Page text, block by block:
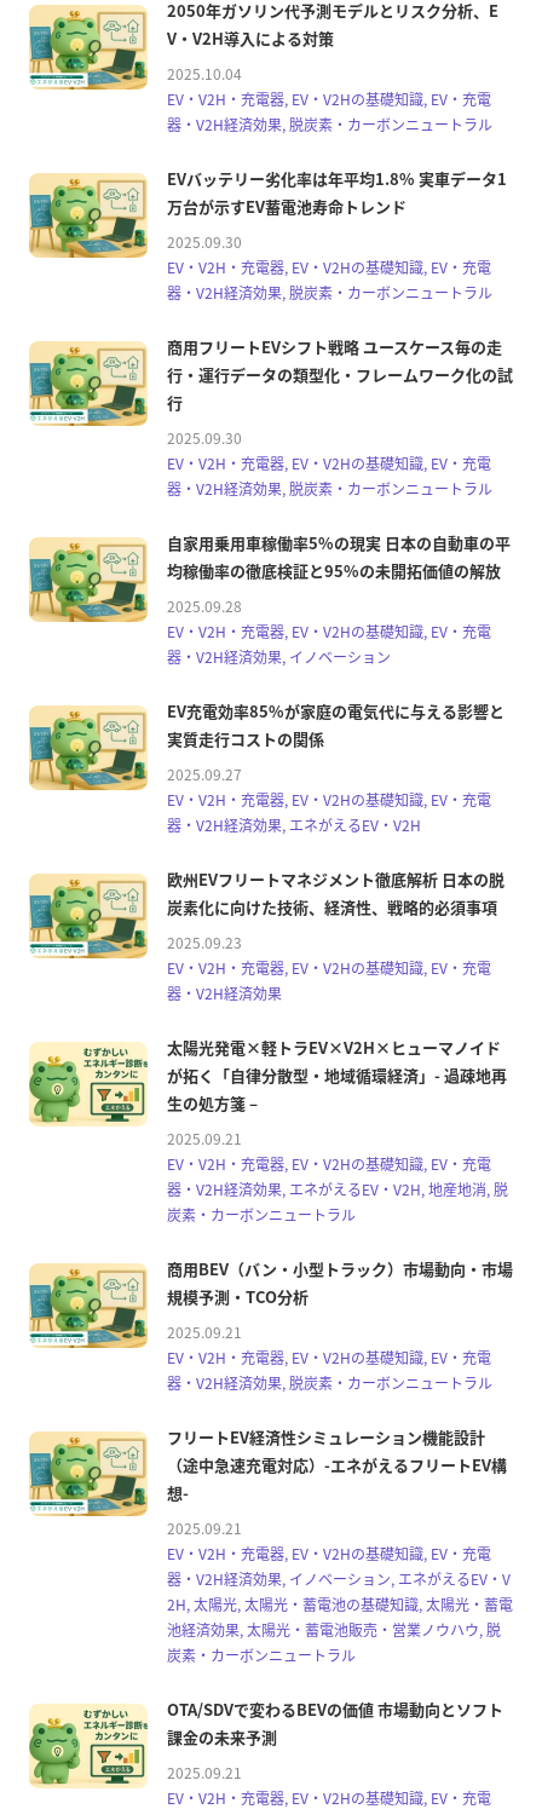
2050年ガソリン代予測モデルとリスク分析、E
V・V2H導入による対策
2025.10.04
EV・V2H・充電器, EV・V2Hの基礎知識, EV・充電
器・V2H経済効果, 脱炭素・カーボンニュートラル
EVバッテリー劣化率は年平均1.8% 実車データ1
万台が示すEV蓄電池寿命トレンド
2025.09.30
EV・V2H・充電器, EV・V2Hの基礎知識, EV・充電
器・V2H経済効果, 脱炭素・カーボンニュートラル
商用フリートEVシフト戦略 ユースケース毎の走
行・運行データの類型化・フレームワーク化の試
行
2025.09.30
EV・V2H・充電器, EV・V2Hの基礎知識, EV・充電
器・V2H経済効果, 脱炭素・カーボンニュートラル
自家用乗用車稼働率5%の現実 日本の自動車の平
均稼働率の徹底検証と95%の未開拓価値の解放
2025.09.28
EV・V2H・充電器, EV・V2Hの基礎知識, EV・充電
器・V2H経済効果, イノベーション
EV充電効率85%が家庭の電気代に与える影響と
実質走行コストの関係
2025.09.27
EV・V2H・充電器, EV・V2Hの基礎知識, EV・充電
器・V2H経済効果, エネがえるEV・V2H
欧州EVフリートマネジメント徹底解析 日本の脱
炭素化に向けた技術、経済性、戦略的必須事項
2025.09.23
EV・V2H・充電器, EV・V2Hの基礎知識, EV・充電
器・V2H経済効果
太陽光発電×軽トラEV×V2H×ヒューマノイド
が拓く「自律分散型・地域循環経済」- 過疎地再
生の処方箋 –
2025.09.21
EV・V2H・充電器, EV・V2Hの基礎知識, EV・充電
器・V2H経済効果, エネがえるEV・V2H, 地産地消, 脱
炭素・カーボンニュートラル
商用BEV（バン・小型トラック）市場動向・市場
規模予測・TCO分析
2025.09.21
EV・V2H・充電器, EV・V2Hの基礎知識, EV・充電
器・V2H経済効果, 脱炭素・カーボンニュートラル
フリートEV経済性シミュレーション機能設計
（途中急速充電対応）-エネがえるフリートEV構
想-
2025.09.21
EV・V2H・充電器, EV・V2Hの基礎知識, EV・充電
器・V2H経済効果, イノベーション, エネがえるEV・V
2H, 太陽光, 太陽光・蓄電池の基礎知識, 太陽光・蓄電
池経済効果, 太陽光・蓄電池販売・営業ノウハウ, 脱
炭素・カーボンニュートラル
OTA/SDVで変わるBEVの価値 市場動向とソフト
課金の未来予測
2025.09.21
EV・V2H・充電器, EV・V2Hの基礎知識, EV・充電